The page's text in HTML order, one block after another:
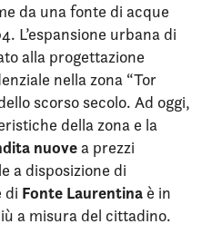
da una fonte di acque
L’espansione urbana di
alla progettazione
nella zona “Tor
scorso secolo. Ad oggi,
della zona e la
nuovea prezzi
a disposizione di
di Fonte Laurentina è in
a misura del cittadino.